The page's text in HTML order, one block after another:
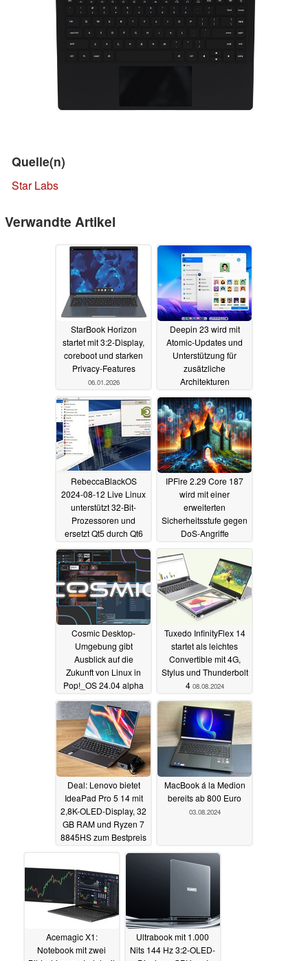
Quelle(n)
Star Labs
Verwandte Artikel
StarBook Horizon
startet mit 3:2-Display,
coreboot und starken
Privacy-Features
06.01.2026
Deepin 23 wird mit
Atomic-Updates und
Unterstützung für
zusätzliche
Architekturen
16.08.2024
RebeccaBlackOS
2024-08-12 Live Linux
unterstützt 32-Bit-
Prozessoren und
ersetzt Qt5 durch Qt6
13.08.2024
IPFire 2.29 Core 187
wird mit einer
erweiterten
Sicherheitsstufe gegen
DoS-Angriffe
Cosmic Desktop-
Umgebung gibt
Ausblick auf die
Zukunft von Linux in
Pop!_OS 24.04 alpha
09.08.2024
Tuxedo InfinityFlex 14
startet als leichtes
Convertible mit 4G,
Stylus und Thunderbolt
4 08.08.2024
Deal: Lenovo bietet
IdeaPad Pro 5 14 mit
2,8K-OLED-Display, 32
GB RAM und Ryzen 7
8845HS zum Bestpreis
MacBook á la Medion
bereits ab 800 Euro
03.08.2024
Acemagic X1:
Notebook mit zwei
Ultrabook mit 1.000
Nits 144 Hz 3:2-OLED-